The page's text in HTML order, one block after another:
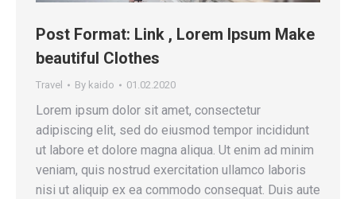
Post Format: Link , Lorem Ipsum Make
beautiful Clothes
Travel By kaido 01.02.2020
Lorem ipsum dolor sit amet, consectetur
adipiscing elit, sed do eiusmod tempor incididunt
ut labore et dolore magna aliqua. Ut enim ad minim
veniam, quis nostrud exercitation ullamco laboris
nisi ut aliquip ex ea commodo consequat. Duis aute